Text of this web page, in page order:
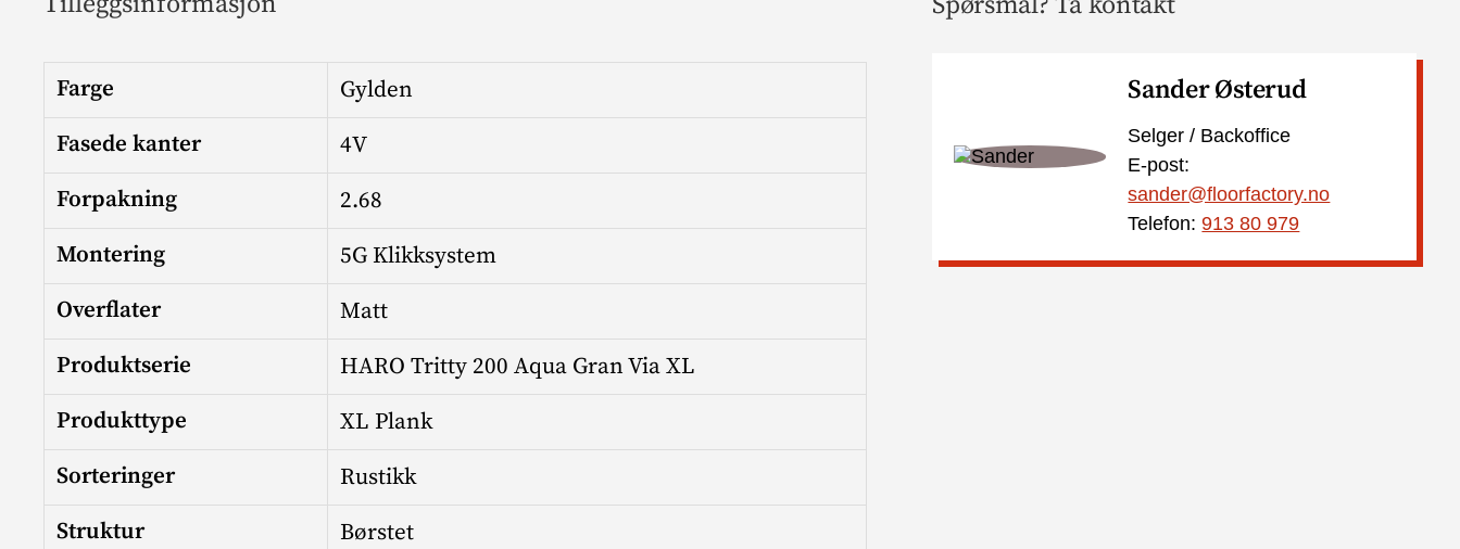
Sander Østerud
Selger / Backoffice
E-post:
sander@floorfactory.no
Telefon:913 80 979
Farge
Gylden
Fasede kanter
4V
Forpakning
2.68
Montering
5G Klikksystem
Overflater
Matt
Produktserie
HARO Tritty 200 Aqua Gran Via XL
Produkttype
XL Plank
Sorteringer
Rustikk
Struktur
Børstet